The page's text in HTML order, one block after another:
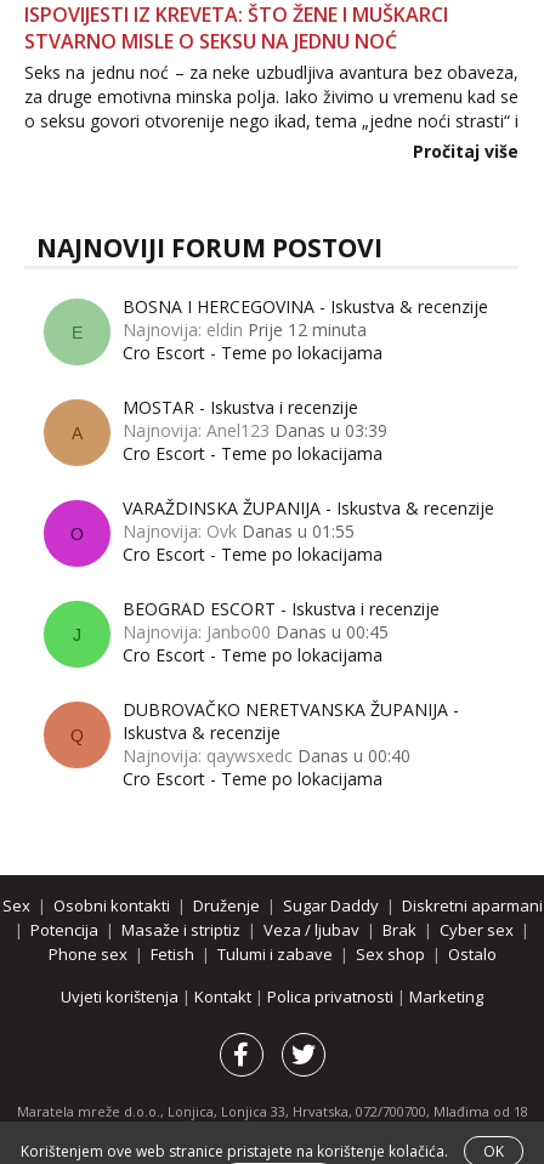
ISPOVIJESTI IZ KREVETA: ŠTO ŽENE I MUŠKARCI
STVARNO MISLE O SEKSU NA JEDNU NOĆ
Seks na jednu noć – za neke uzbudljiva avantura bez obaveza,
za druge emotivna minska polja. Iako živimo u vremenu kad se
o seksu govori otvorenije nego ikad, tema „jedne noći strasti“ i
dalje izaziva burne rasprave. Što zapravo misle žene, a što
Pročitaj više
NAJNOVIJI FORUM POSTOVI
E
BOSNA I HERCEGOVINA - Iskustva & recenzije
Najnovija: eldin Prije 12 minuta
Cro Escort - Teme po lokacijama
A
MOSTAR - Iskustva i recenzije
Najnovija: Anel123 Danas u 03:39
Cro Escort - Teme po lokacijama
O
VARAŽDINSKA ŽUPANIJA - Iskustva & recenzije
Najnovija: Ovk Danas u 01:55
Cro Escort - Teme po lokacijama
J
BEOGRAD ESCORT - Iskustva i recenzije
Najnovija: Janbo00 Danas u 00:45
Cro Escort - Teme po lokacijama
Q
DUBROVAČKO NERETVANSKA ŽUPANIJA -
Iskustva & recenzije
Najnovija: qaywsxedc Danas u 00:40
Cro Escort - Teme po lokacijama
Sex| Osobni kontakti | Druženje | Sugar Daddy| Diskretni aparmani
| Potencija | Masaže i striptiz | Veza / ljubav | Brak | Cyber sex |
Phone sex| Fetish | Tulumi i zabave | Sex shop | Ostalo
Uvjeti korištenja | Kontakt | Polica privatnosti | Marketing
Maratela mreže d.o.o., Lonjica, Lonjica 33, Hrvatska, 072/700700, Mlađima od 18
godina zabranjeno je pregledavanje stranice i svih njenih dijelova.
Partnerski portali:osobnikontakti.com|hotline.hr|ThePornDude.com
Korištenjem ove web stranice pristajete na korištenje kolačića. OK